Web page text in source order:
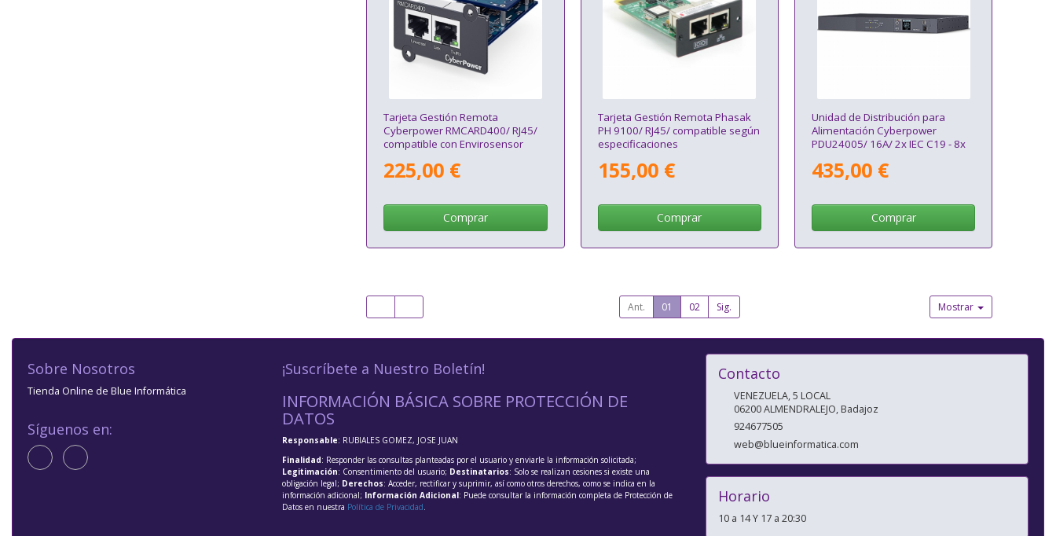
Tarjeta Gestión Remota
Cyberpower RMCARD400/ RJ45/
compatible con Envirosensor
225,00 €
Comprar
Tarjeta Gestión Remota Phasak
PH 9100/ RJ45/ compatible según
especificaciones
155,00 €
Comprar
Unidad de Distribución para
Alimentación Cyberpower
PDU24005/ 16A/ 2x IEC C19 - 8x
435,00 €
Comprar
Ant. 01 02 Sig. Mostrar
Sobre Nosotros
Tienda Online de Blue Informática
Síguenos en:
¡Suscríbete a Nuestro Boletín!
INFORMACIÓN BÁSICA SOBRE PROTECCIÓN DE
DATOS
Responsable: RUBIALES GOMEZ, JOSE JUAN
Finalidad: Responder las consultas planteadas por el usuario y enviarle la información solicitada;
Legitimación: Consentimiento del usuario; Destinatarios: Solo se realizan cesiones si existe una
obligación legal; Derechos: Acceder, rectificar y suprimir, así como otros derechos, como se indica en la
información adicional; Información Adicional: Puede consultar la información completa de Protección de
Datos en nuestra Política de Privacidad.
Contacto
VENEZUELA, 5 LOCAL
06200ALMENDRALEJO,Badajoz
924677505
web@blueinformatica.com
Horario
10 a 14 Y 17 a 20:30